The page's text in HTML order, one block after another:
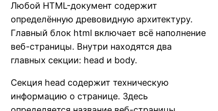
Любой HTML-документ содержит
определённую древовидную архитектуру.
Главный блок html включает всё наполнение
веб-страницы. Внутри находятся два
главных секции: head и body.
Секция head содержит техническую
информацию о странице. Здесь